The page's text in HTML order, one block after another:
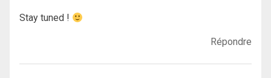
Stay tuned !
Répondre